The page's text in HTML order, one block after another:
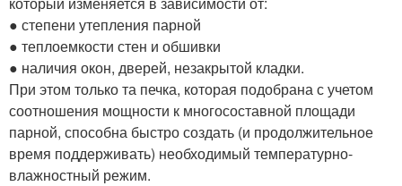
● степени утепления парной
● теплоемкости стен и обшивки
● наличия окон, дверей, незакрытой кладки.
При этом только та печка, которая подобрана с учетом
соотношения мощности к многосоставной площади
парной, способна быстро создать (и продолжительное
время поддерживать) необходимый температурно-
влажностный режим.